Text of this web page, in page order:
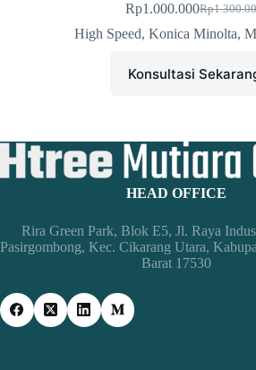
Rp
Harga
aslinya
Rp1.000.000Harga
saat
High Speed, Konica Minolta,
Konsultasi
HEAD OFFICE
Rira Green Park, Blok E5, Jl. Raya
Pasirgombong, Kec. Cikarang Utara,
Barat 17530